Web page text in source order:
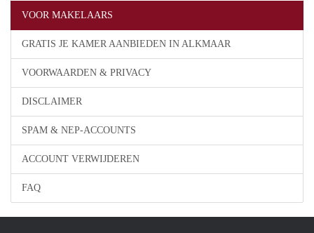
VOOR MAKELAARS
GRATIS JE KAMER AANBIEDEN IN ALKMAAR
VOORWAARDEN & PRIVACY
DISCLAIMER
SPAM & NEP-ACCOUNTS
ACCOUNT VERWIJDEREN
FAQ